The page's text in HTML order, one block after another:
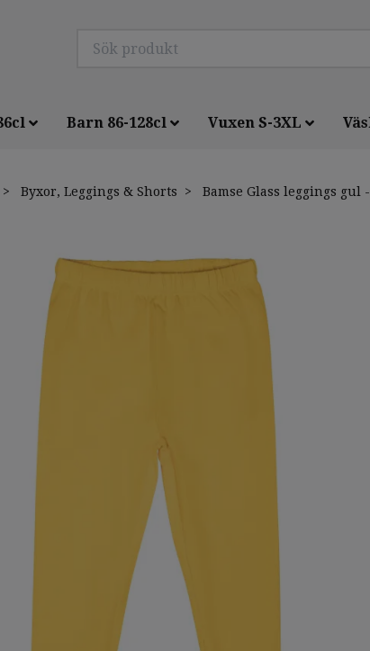
Barn 86-128cl Vuxen S-3XL
Byxor, Leggings & Shorts Bamse Glass leggings gul